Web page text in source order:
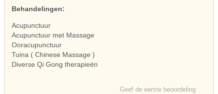
Behandelingen:
Acupunctuur
Acupunctuur met Massage
Ooracupunctuur
Tuina ( Chinese Massage )
Diverse Qi Gong therapieën
Geef de eerste beoordeling